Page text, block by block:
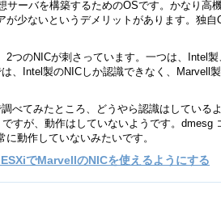
サーバを構築するためのOSです。かなり高
が少ないというデメリットがあります。独
2つのNICが刺さっています。一つは、Intel
、Intel製のNICしか認識できなく、Marvell
べてみたところ、どうやら認識はしている
すが、動作はしていないようです。dmesg
に動作していないみたいです。
でMarvellのNICを使えるようにする